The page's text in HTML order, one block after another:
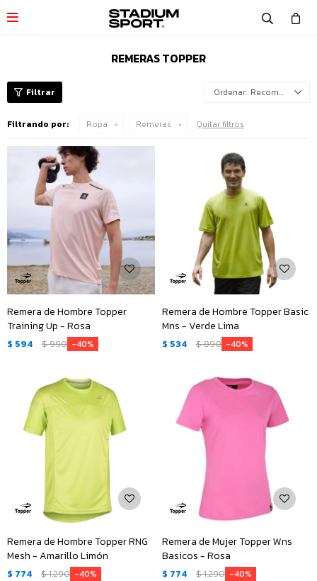

REMERAS TOPPER
Recomendados
Filtrando por: Ropa Remeras Quitar filtros
Remera de Hombre Topper
Training Up - Rosa
$ 594 $990 40
Remera de Hombre Topper Basic
Mns - Verde Lima
$ 534 $890 40
Remera de Hombre Topper RNG
Mesh - Amarillo Limón
$ 774 $1.290 40
Remera de Mujer Topper Wns
Basicos - Rosa
$ 774 $1.290 40